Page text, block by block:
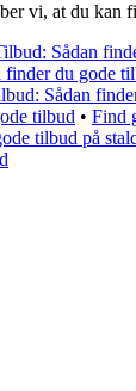
vi, at du
Sådan
du gode
Sådan
tilbud • Find
tilbud på